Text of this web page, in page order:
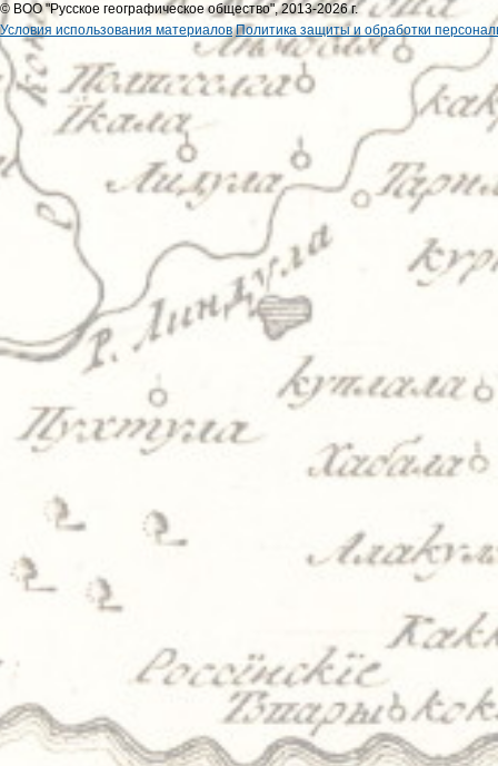
© ВОО "Русское географическое общество", 2013-2026 г.
Условия использования материалов Политика защиты и обработки